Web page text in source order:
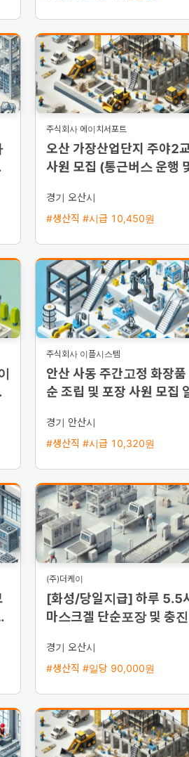
주식회사 에이치서포트
오산 가장산업단지 주야2
사원 모집 (통근버스 운행
경기 오산시
#생산직 #시급 10,450원
주식회사 이플시스템
안산 사동 주간고정 화장
순 조립 및 포장 사원 모집
경기 안산시
#생산직 #시급 10,320원
(주)더케이
[화성/당일지급] 하루 5.5
마스크겔 단순포장 및 충
경기 오산시
#생산직 #일당 90,000원